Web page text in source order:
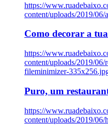
https://
content/uploads/2019/
Como decorar a
https://
content/uploads/2019/06/
fileminimizer-
Puro, um
https://
content/uploads/2019/